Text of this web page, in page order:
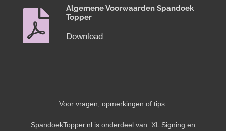
Algemene Voorwaarden Spandoek
Topper
Download
Voor vragen, opmerkingen of tips:
SpandoekTopper.nl is onderdeel van: XL Signing en